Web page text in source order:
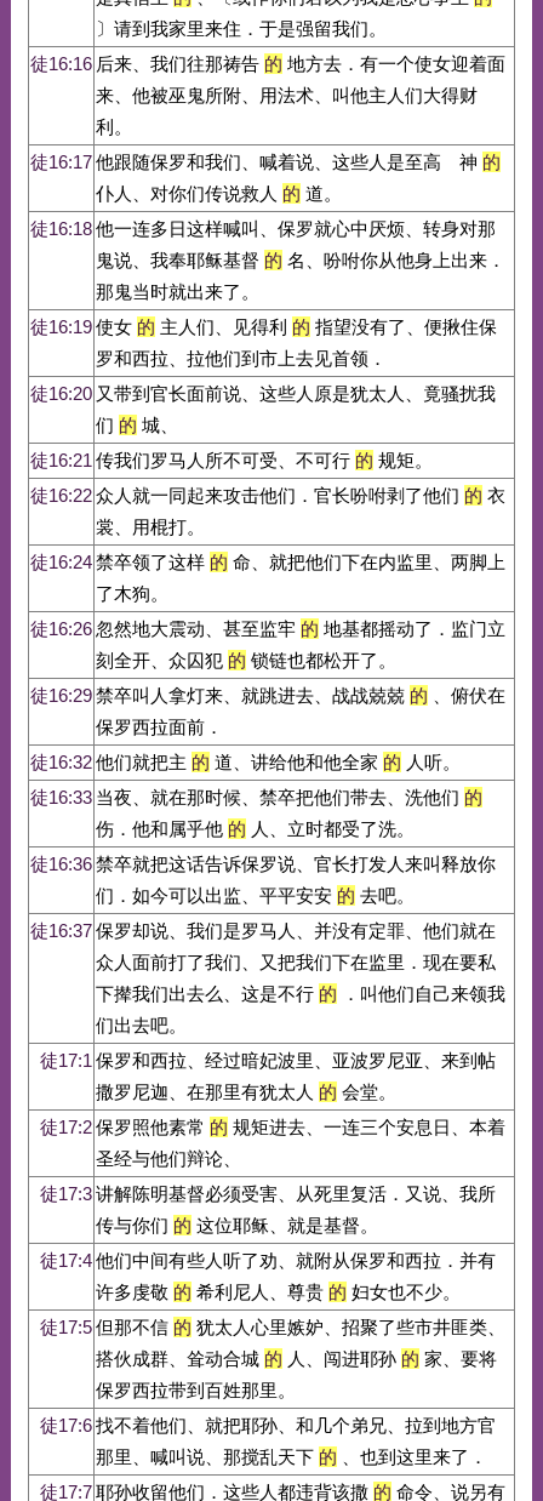
〕请到我家里来住．于是强留我们。
徒16:16 后来、我们往那祷告 的 地方去．有一个使女迎着面
来、他被巫鬼所附、用法术、叫他主人们大得财
利。
徒16:17他跟随保罗和我们、喊着说、这些人是至高 神 的
仆人、对你们传说救人 的 道。
徒16:18他一连多日这样喊叫、保罗就心中厌烦、转身对那
鬼说、我奉耶稣基督 的 名、吩咐你从他身上出来．
那鬼当时就出来了。
徒16:19使女 的 主人们、见得利 的 指望没有了、便揪住保
罗和西拉、拉他们到市上去见首领．
徒16:20 又带到官长面前说、这些人原是犹太人、竟骚扰我
们 的 城、
徒16:21 传我们罗马人所不可受、不可行 的 规矩。
徒16:22众人就一同起来攻击他们．官长吩咐剥了他们 的 衣
裳、用棍打。
徒16:24禁卒领了这样 的 命、就把他们下在内监里、两脚上
了木狗。
徒16:26 忽然地大震动、甚至监牢 的 地基都摇动了．监门立
刻全开、众囚犯 的 锁链也都松开了。
徒16:29禁卒叫人拿灯来、就跳进去、战战兢兢 的 、俯伏在
保罗西拉面前．
徒16:32他们就把主 的 道、讲给他和他全家 的 人听。
徒16:33 当夜、就在那时候、禁卒把他们带去、洗他们 的
伤．他和属乎他 的 人、立时都受了洗。
徒16:36禁卒就把这话告诉保罗说、官长打发人来叫释放你
们．如今可以出监、平平安安 的 去吧。
徒16:37保罗却说、我们是罗马人、并没有定罪、他们就在
众人面前打了我们、又把我们下在监里．现在要私
下撵我们出去么、这是不行 的 ．叫他们自己来领我
们出去吧。
徒17:1 保罗和西拉、经过暗妃波里、亚波罗尼亚、来到帖
撒罗尼迦、在那里有犹太人 的 会堂。
徒17:2保罗照他素常 的 规矩进去、一连三个安息日、本着
圣经与他们辩论、
徒17:3讲解陈明基督必须受害、从死里复活．又说、我所
传与你们 的 这位耶稣、就是基督。
徒17:4他们中间有些人听了劝、就附从保罗和西拉．并有
许多虔敬 的 希利尼人、尊贵 的 妇女也不少。
徒17:5但那不信 的 犹太人心里嫉妒、招聚了些市井匪类、
搭伙成群、耸动合城 的 人、闯进耶孙 的 家、要将
保罗西拉带到百姓那里。
徒17:6找不着他们、就把耶孙、和几个弟兄、拉到地方官
那里、喊叫说、那搅乱天下 的 、也到这里来了．
徒17:7耶孙收留他们．这些人都违背该撒 的 命令、说另有